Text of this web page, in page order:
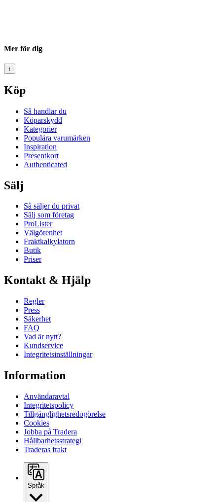
Mer för dig
↑
Köp
Så handlar du
Köparskydd
Kategorier
Populära varumärken
Inspiration
Presentkort
Authenticated
Sälj
Så säljer du privat
Sälj som företag
ProLister
Välgörenhet
Fraktkalkylatorn
Butik
Priser
Kontakt & Hjälp
Regler
Press
Säkerhet
FAQ
Vad är nytt?
Kundservice
Integritetsinställningar
Information
Användaravtal
Integritetspolicy
Tillgänglighetsredogörelse
Cookies
Jobba på Tradera
Hållbarhetsstrategi
Traderas frakt
Språk